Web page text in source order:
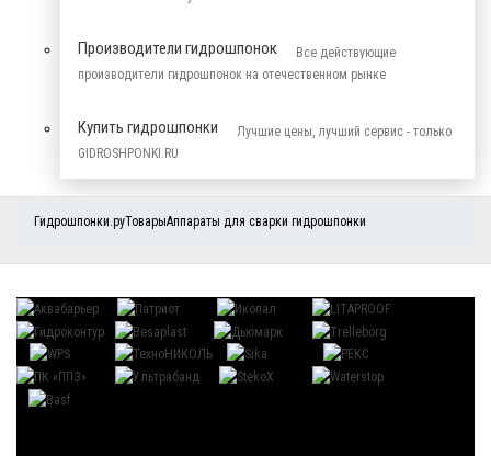
Производители гидрошпонок
Все действующие
производители гидрошпонок на отечественном рынке
Купить гидрошпонки
Лучшие цены, лучший сервис - только
GIDROSHPONKI.RU
Гидрошпонки.руТоварыАппараты для сварки гидрошпонки